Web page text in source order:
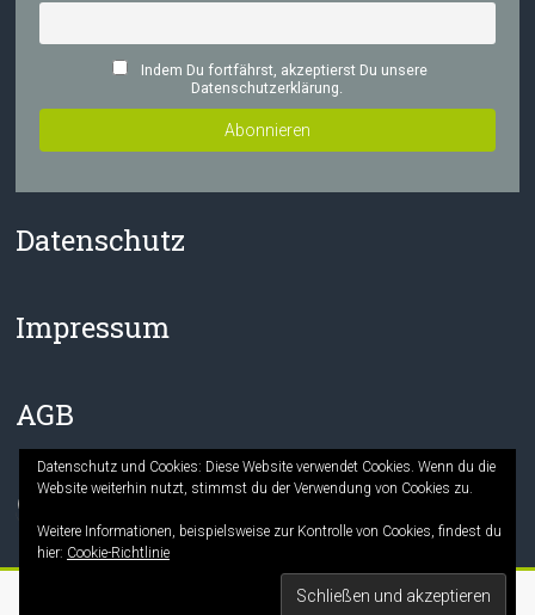
Indem Du fortfährst, akzeptierst Du unsere
Datenschutzerklärung.
Datenschutz
Impressum
AGB
Facebook
Instagram
Die Mitmach-Buchhandlung. Alle Rechte vorbehalten.
Datenschutz und Cookies: Diese Website verwendet Cookies. Wenn du die
Website weiterhin nutzt, stimmst du der Verwendung von Cookies zu.
Weitere Informationen, beispielsweise zur Kontrolle von Cookies, findest du
hier: Cookie-Richtlinie